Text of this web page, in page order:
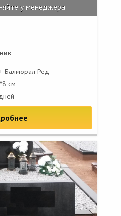
у менеджера
Балморал Ред
см